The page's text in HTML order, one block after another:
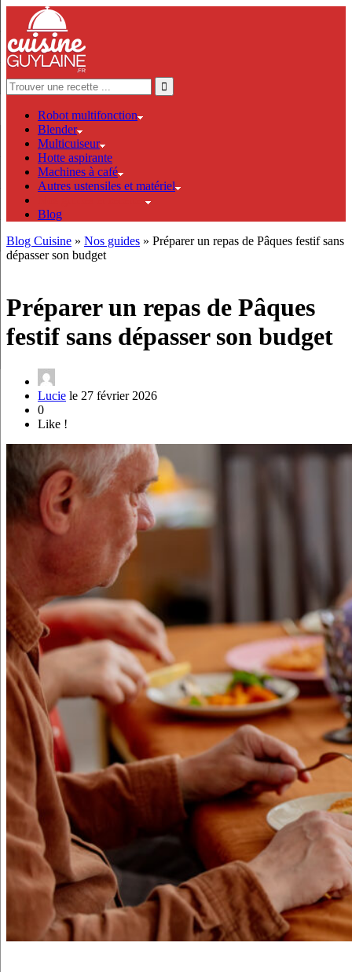
Robot multifonction
Blender
Multicuiseur
Hotte aspirante
Machines à café
Autres ustensiles et matériel
Blog
Blog Cuisine » Nos guides » Préparer un repas de Pâques festif sans
dépasser son budget
Préparer un repas de Pâques
festif sans dépasser son budget
Lucie le 27 février 2026
0
Like !